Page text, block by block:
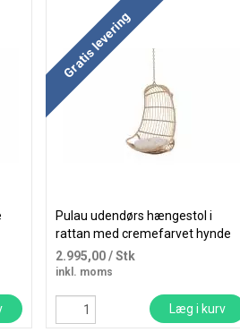
Gratis levering
Pulau udendørs hængestol i
rattan med cremefarvet hynde
2.995,00/ Stk
inkl. moms
Læg i kurv